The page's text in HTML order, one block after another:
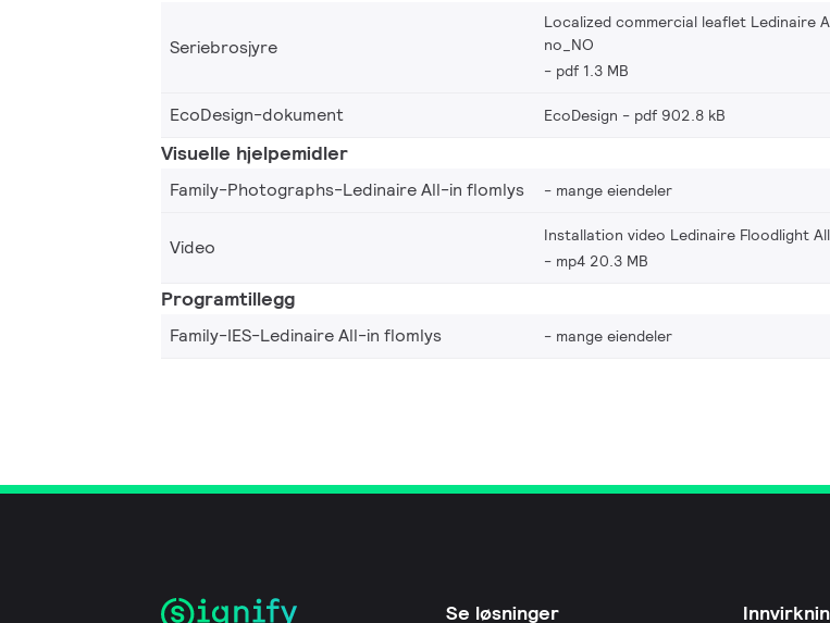
Seriebrosjyre
Localized commercial leaflet Ledinaire
no_NO
pdf 1.3 MB
EcoDesign-dokument EcoDesign pdf 902.8 kB
Visuelle hjelpemidler
Family-Photographs-Ledinaire All-in flomlys mange eiendeler
Video
Installation video Ledinaire Floodlight
mp4 20.3 MB
Programtillegg
Family-IES-Ledinaire All-in flomlys mange eiendeler
Se løsninger